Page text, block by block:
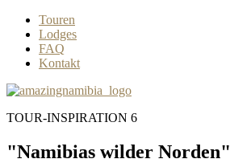
Touren
Lodges
FAQ
Kontakt
TOUR-INSPIRATION 6
"Namibias wilder Norden"